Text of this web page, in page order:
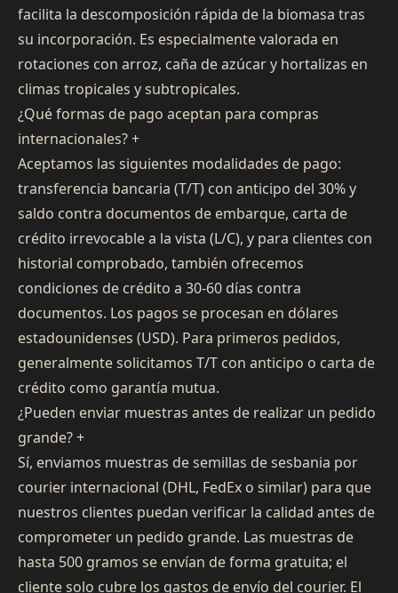
facilita la descomposición rápida de la biomasa tras
su incorporación. Es especialmente valorada en
rotaciones con arroz, caña de azúcar y hortalizas en
climas tropicales y subtropicales.
¿Qué formas de pago aceptan para compras
internacionales?+
Aceptamos las siguientes modalidades de pago:
transferencia bancaria (T/T) con anticipo del 30% y
saldo contra documentos de embarque, carta de
crédito irrevocable a la vista (L/C), y para clientes con
historial comprobado, también ofrecemos
condiciones de crédito a 30-60 días contra
documentos. Los pagos se procesan en dólares
estadounidenses (USD). Para primeros pedidos,
generalmente solicitamos T/T con anticipo o carta de
crédito como garantía mutua.
¿Pueden enviar muestras antes de realizar un pedido
grande?+
Sí, enviamos muestras de semillas de sesbania por
courier internacional (DHL, FedEx o similar) para que
nuestros clientes puedan verificar la calidad antes de
comprometer un pedido grande. Las muestras de
hasta 500 gramos se envían de forma gratuita; el
cliente solo cubre los gastos de envío del courier. El